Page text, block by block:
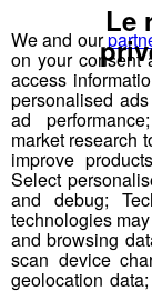
Pur jouer,
laissez un
Lundi 18 mars,
We and our
on your consent
access
personalised
ad
market research
improve
Select
and debug;
technologies
and browsing
scan device
geolocation
Le